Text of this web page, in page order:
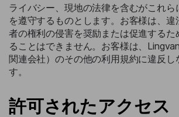
ライバシー、現地の法律を含むがこれら
を遵守するものとします。お客様は、
者の権利の侵害を奨励または促進する
ることはできません。お客様は、
関連会社）のその他の利用規約に違反し
す。
許可されたアクセス